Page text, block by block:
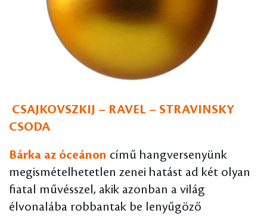
CSAJKOVSZKIJ – RAVEL – STRAVINSKY
CSODA
Bárka az óceánon című hangversenyünk
megismételhetetlen zenei hatást ad két olyan
fiatal művésszel, akik azonban a világ
élvonalába robbantak be lenyűgöző